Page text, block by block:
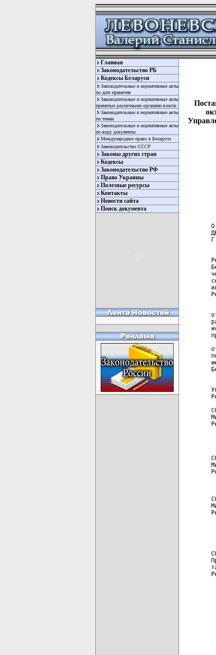
Главная
Законодательство РБ
Кодексы Беларуси
Законодательные и нормативные акты
по дате принятия
Законодательные и нормативные акты
принятые различными органами власти
Законодательные и нормативные акты
по темам
Законодательные и нормативные акты
по виду документы
Международное право в Беларуси
Законодательство СССР
Законы других стран
Кодексы
Законодательство РФ
Право Украины
Полезные ресурсы
Контакты
Новости сайта
Поиск документа
О